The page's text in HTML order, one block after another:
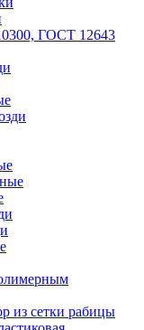
ГОСТ 12643
из сетки рабицы